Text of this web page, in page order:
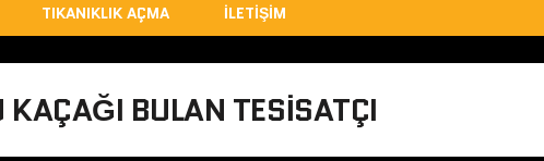
TIKANIKLIK AÇMA İLETIŞIM
KAÇAĞI BULAN TESISATÇI